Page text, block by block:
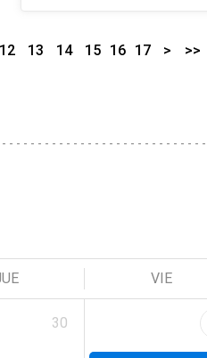
12 13 14 15 16 17 > >>
VIE
30